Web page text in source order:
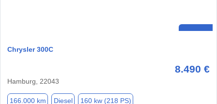
Chrysler 300C
8.490 €
Hamburg, 22043
166.000 km Diesel 160 kw (218 PS)